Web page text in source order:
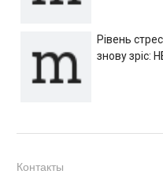
Рівень
знову зріс:
Контакты